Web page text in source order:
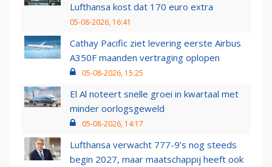
Lufthansa kost dat 170 euro extra
05-08-2026, 16:41
Cathay Pacific ziet levering eerste Airbus
A350F maanden vertraging oplopen
05-08-2026, 15:25
El Al noteert snelle groei in kwartaal met
minder oorlogsgeweld
05-08-2026, 14:17
Lufthansa verwacht 777-9’s nog steeds
begin 2027, maar maatschappij heeft ook